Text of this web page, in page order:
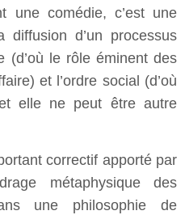
une comédie, c’est une
d’un processus
(d’où le rôle éminent des
et l’ordre social (d’où
et elle ne peut être autre
correctif apporté par
métaphysique des
une philosophie de